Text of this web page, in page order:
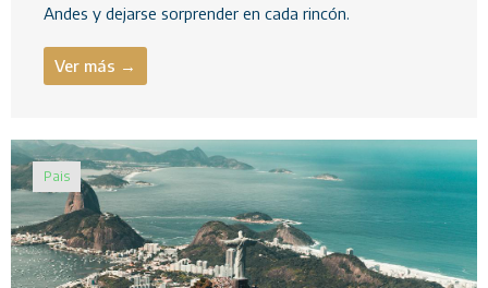
Andes y dejarse sorprender en cada rincón.
Ver más →
Pais